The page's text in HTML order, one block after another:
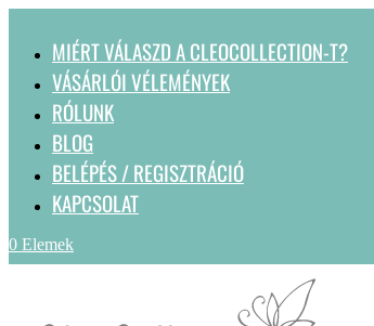
MIÉRT VÁLASZD A CLEOCOLLECTION-T?
VÁSÁRLÓI VÉLEMÉNYEK
RÓLUNK
BLOG
BELÉPÉS / REGISZTRÁCIÓ
KAPCSOLAT
0 Elemek